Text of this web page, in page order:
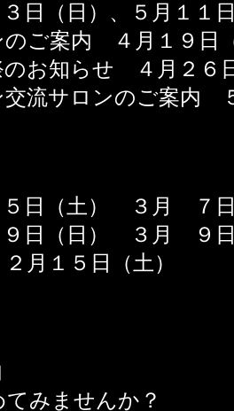
日）、５月１１日
ご案内 ４月１９日（
お知らせ ４月２６日
流サロンのご案内 ５
（土） ３月 ７日
日） ３月 ９日
月１５日（土）
みませんか？